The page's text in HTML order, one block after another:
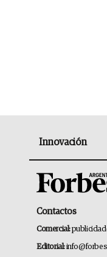
Innovación
Contactos
Comercial:
Editorial: